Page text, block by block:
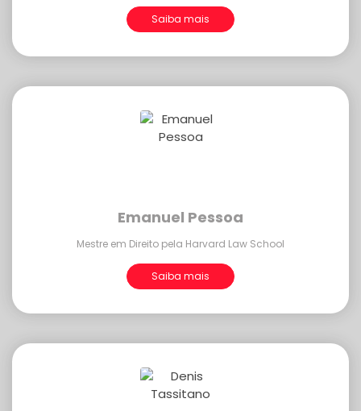
Saiba mais
Emanuel Pessoa
Mestre em Direito pela Harvard Law School
Saiba mais